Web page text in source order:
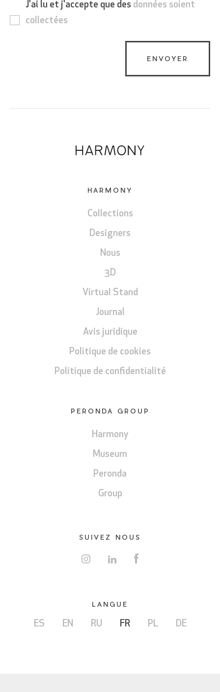
J'ai lu et j'accepte que des données soient
collectées
HARMONY
Collections
Designers
Nous
3D
Virtual Stand
Journal
Avis juridique
Politique de cookies
Politique de confidentialité
PERONDA GROUP
Harmony
Museum
Peronda
Group
SUIVEZ NOUS
LANGUE
ES EN RU FR PL DE